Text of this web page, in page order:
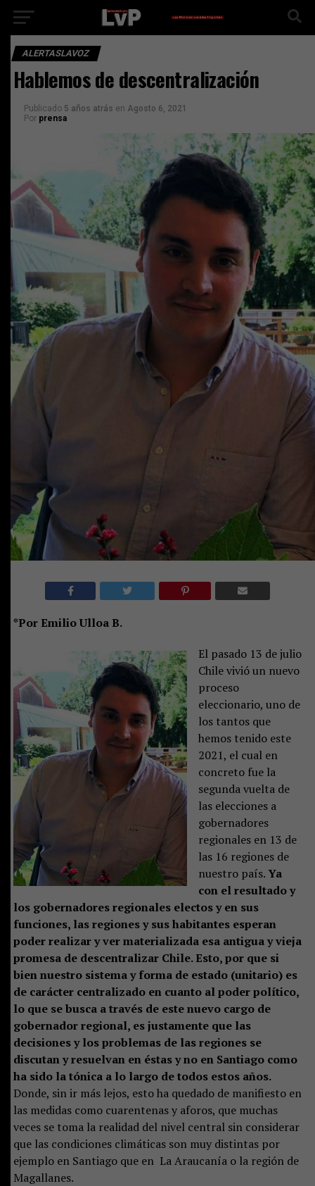
ALERTASLAVOZ
Hablemos de descentralización
Publicado 5 años atrás en Agosto 6, 2021
Por prensa
*Por Emilio Ulloa B.
El pasado 13 de julio
Chile vivió un nuevo
proceso
eleccionario, uno de
los tantos que
hemos tenido este
2021, el cual en
concreto fue la
segunda vuelta de
las elecciones a
gobernadores
regionales en 13 de
las 16 regiones de
nuestro país.Ya
con el resultado y
los gobernadores regionales electos y en sus
funciones, las regiones y sus habitantes esperan
poder realizar y ver materializada esa antigua y vieja
promesa de descentralizar Chile. Esto, por que si
bien nuestro sistema y forma de estado (unitario) es
de carácter centralizado en cuanto al poder político,
lo que se busca a través de este nuevo cargo de
gobernador regional, es justamente que las
decisiones y los problemas de las regiones se
discutan y resuelvan en éstas y no en Santiago como
ha sido la tónica a lo largo de todos estos años.
Donde, sin ir más lejos, esto ha quedado de manifiesto en
las medidas como cuarentenas y aforos, que muchas
veces se toma la realidad del nivel central sin considerar
que las condiciones climáticas son muy distintas por
ejemplo en Santiago que en La Araucanía o la región de
Magallanes.